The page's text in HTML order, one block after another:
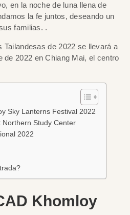
en la noche de luna llena de
la fe juntos, deseando un
familias. .
Tailandesas de 2022 se llevará a
de 2022 en Chiang Mai, el centro
Sky Lanterns Festival 2022
Study Center
2022
Khomloy